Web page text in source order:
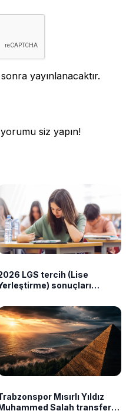
yayınlanacaktır.
siz yapın!
LGS tercih (Lise
sonuçları
Mısırlı Yıldız
Salah transferini